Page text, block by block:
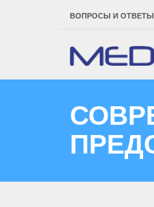
ВОПРОСЫ И ОТВЕТЫ